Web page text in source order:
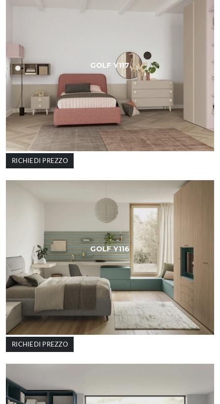
GOLF Y117
RICHIEDI PREZZO
GOLF Y116
RICHIEDI PREZZO